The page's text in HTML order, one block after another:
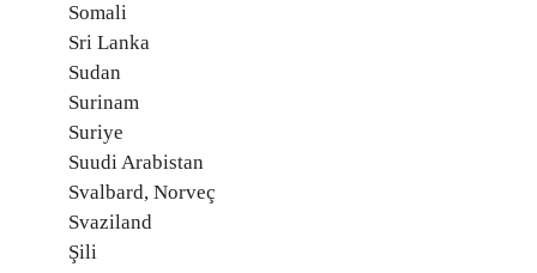
Somali
Sri Lanka
Sudan
Surinam
Suriye
Suudi Arabistan
Svalbard, Norveç
Svaziland
Şili